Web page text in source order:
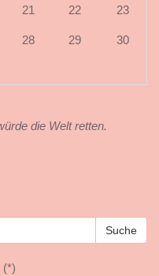
21 22 23
28 29 30
die Welt retten.
(*)